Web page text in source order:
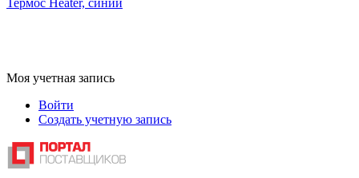
Термос Heater, синий
Моя учетная запись
Войти
Создать учетную запись